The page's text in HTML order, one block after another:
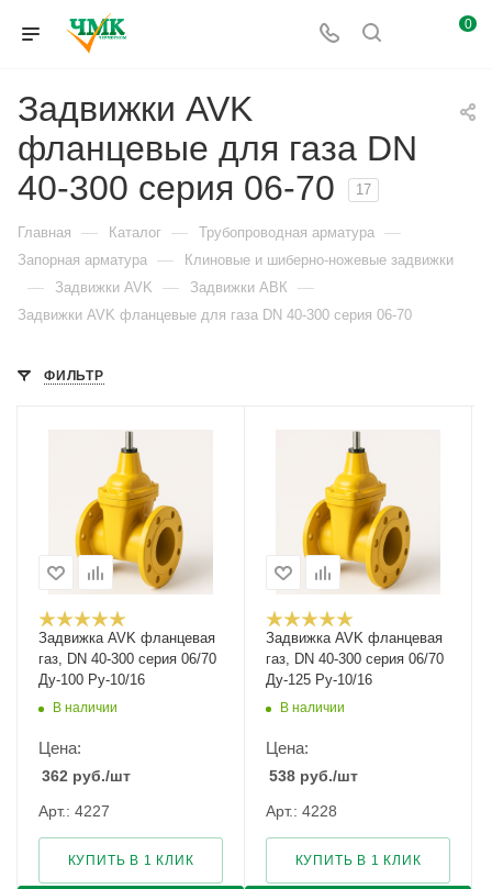
0
Задвижки AVK
фланцевые для газа DN
40-300 серия 06-70
17
Главная — Каталог — Трубопроводная арматура —
Запорная арматура — Клиновые и шиберно-ножевые задвижки
— Задвижки AVK — Задвижки АВК —
Задвижки AVK фланцевые для газа DN 40-300 серия 06-70
ФИЛЬТР
Задвижка AVK фланцевая
газ, DN 40-300 серия 06/70
Ду-100 Ру-10/16
В наличии
Цена:
362 руб./шт
Арт.: 4227
КУПИТЬ В 1 КЛИК
Задвижка AVK фланцевая
газ, DN 40-300 серия 06/70
Ду-125 Ру-10/16
В наличии
Цена:
538 руб./шт
Арт.: 4228
КУПИТЬ В 1 КЛИК